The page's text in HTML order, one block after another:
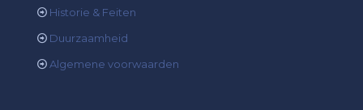
Historie & Feiten
Duurzaamheid
Algemene voorwaarden